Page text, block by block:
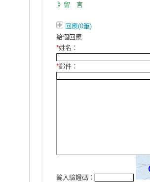
》留 言
回應(0筆)
給個回應
*姓名：
*郵件：
輸入驗證碼：